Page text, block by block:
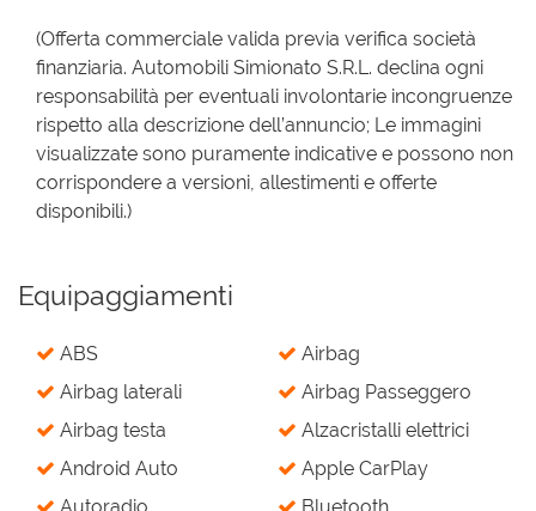
(Offerta commerciale valida previa verifica società
finanziaria. Automobili Simionato S.R.L. declina ogni
responsabilità per eventuali involontarie incongruenze
rispetto alla descrizione dell’annuncio; Le immagini
visualizzate sono puramente indicative e possono non
corrispondere a versioni, allestimenti e offerte
disponibili.)
Equipaggiamenti
ABS
Airbag
Airbag laterali
Airbag Passeggero
Airbag testa
Alzacristalli elettrici
Android Auto
Apple CarPlay